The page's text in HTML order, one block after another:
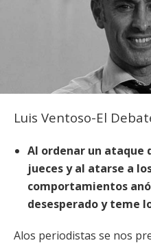
Luis Ventoso-El
Al ordenar un ataque
jueces y al atarse a
comportamientos
desesperado y teme
Alos periodistas se nos